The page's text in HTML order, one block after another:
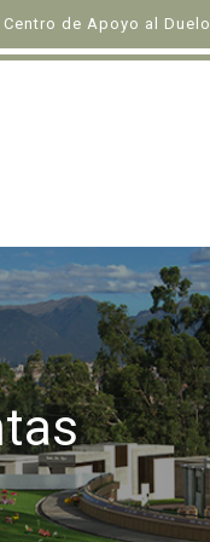
Centro de Apoyo al Duelo